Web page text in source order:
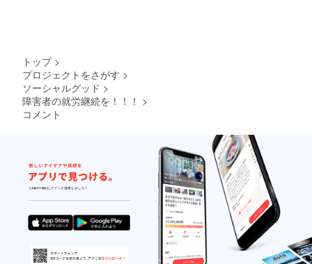
トップ >
プロジェクトをさがす >
ソーシャルグッド >
障害者の就労継続を！！！ >
コメント